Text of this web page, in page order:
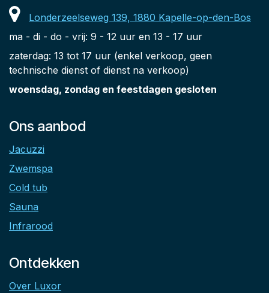
Londerzeelseweg 139, 1880 Kapelle-op-den-Bos
ma - di - do - vrij: 9 - 12 uur en 13 - 17 uur
zaterdag: 13 tot 17 uur (enkel verkoop, geen
technische dienst of dienst na verkoop)
woensdag, zondag en feestdagen gesloten
Ons aanbod
Jacuzzi
Zwemspa
Cold tub
Sauna
Infrarood
Ontdekken
Over Luxor